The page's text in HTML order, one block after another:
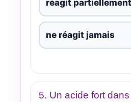
réagit partiellement
ne réagit jamais
5. Un acide fort